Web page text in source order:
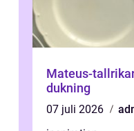
Mateus-
dukning
07 juli 2026